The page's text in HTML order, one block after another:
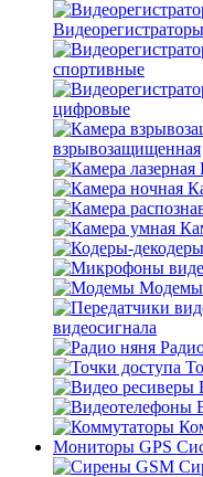
спортивные
цифровые
взрывозащищенная
Модемы
видеосигнала
Мониторы GPS